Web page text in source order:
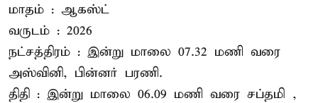
மாதம் : ஆகஸ்ட்
வருடம் : 2026
நட்சத்திரம் : இன்று மாலை 07.32 மணி வரை
அஸ்வினி, பின்னர் பரணி.
திதி : இன்று மாலை 06.09 மணி வரை சப்தமி ,